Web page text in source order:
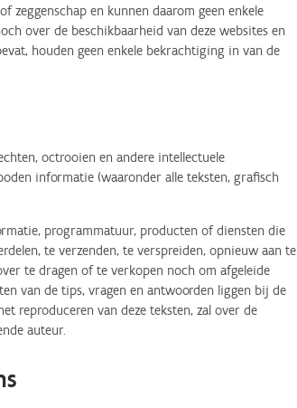
zeggenschap en kunnen daarom geen enkele
over de beschikbaarheid van deze websites en
houden geen enkele bekrachtiging in van de
octrooien en andere intellectuele
informatie (waaronder alle teksten, grafisch
programmatuur, producten of diensten die
te verzenden, te verspreiden, opnieuw aan te
te dragen of te verkopen noch om afgeleide
van de tips, vragen en antwoorden liggen bij de
reproduceren van deze teksten, zal over de
auteur.